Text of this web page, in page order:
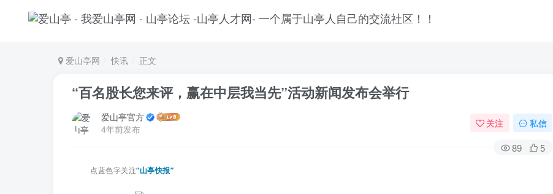
爱山亭网 快讯 正文
“百名股长您来评，赢在中层我当先”活动新闻发布会举行
爱山亭官方
4年前发布
关注 私信
89 5
点蓝色字关注“山亭快报”